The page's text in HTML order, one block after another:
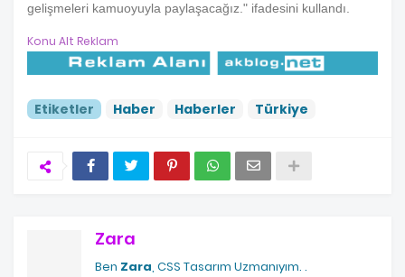
gelişmeleri kamuoyuyla paylaşacağız." ifadesini kullandı.
Konu Alt Reklam
Etiketler Haber Haberler Türkiye
Zara
Ben Zara, CSS Tasarım Uzmanıyım. .